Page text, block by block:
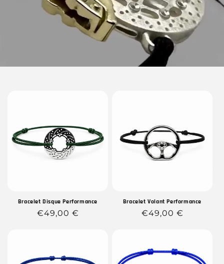
Bracelet Disque Performance
Prix
€49,00 €
Bracelet Volant Performance
Prix
€49,00 €